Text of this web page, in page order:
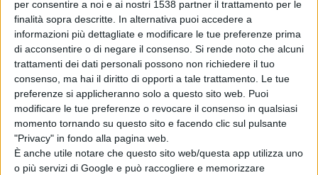
per consentire a noi e ai nostri 1538 partner il trattamento per le
finalità sopra descritte. In alternativa puoi accedere a
informazioni più dettagliate e modificare le tue preferenze prima
di acconsentire o di negare il consenso. Si rende noto che alcuni
trattamenti dei dati personali possono non richiedere il tuo
consenso, ma hai il diritto di opporti a tale trattamento. Le tue
preferenze si applicheranno solo a questo sito web. Puoi
modificare le tue preferenze o revocare il consenso in qualsiasi
momento tornando su questo sito e facendo clic sul pulsante
"Privacy" in fondo alla pagina web.
È anche utile notare che questo sito web/questa app utilizza uno
o più servizi di Google e può raccogliere e memorizzare
“Siamo rimasti in gara fino alla fine – commenta
l’allenatore-giocatore Pippo Zani – e non era facile con
questo avversario, con il quale rischi anche di fare brutte
figure. A parte il risultato con Franco Cottu siamo
soddisfatti per la prestazione dei ragazzi. Anche oggi ha
esordito un altro giovane promettente del vivaio Tore
Sedda e abbiamo dato spazio a diversi fuori quota. I
nostri tifosi, tantissimi anche oggi, hanno assistito ad